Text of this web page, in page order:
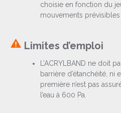
choisie en fonction du
mouvements prévisibles
Limites d’emploi
L’ACRYLBAND ne doit
barrière d’étanchéité, ni
première n’est pas
l’eau à 600 Pa.